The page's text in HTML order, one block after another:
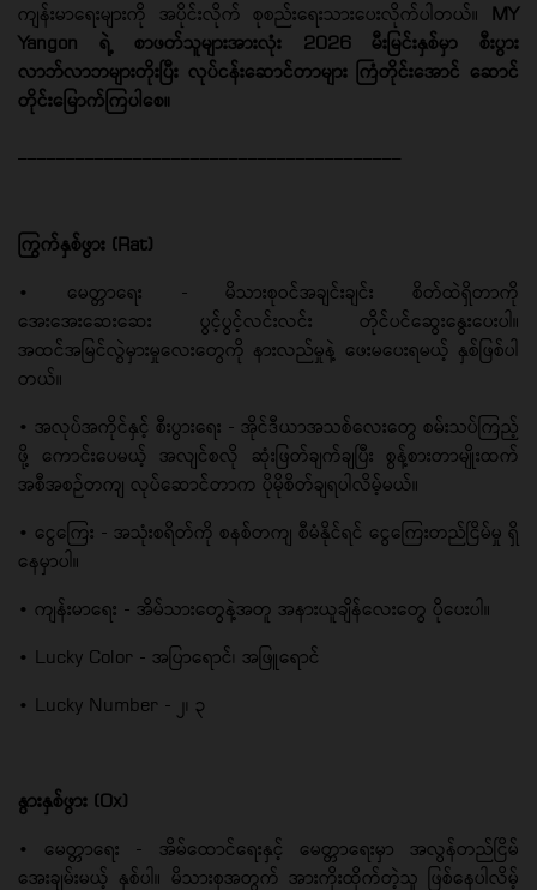
ကျန်းမာရေးများကို အပိုင်းလိုက် စုစည်းရေးသားပေးလိုက်ပါတယ်။ MY
Yangon ရဲ့ စာဖတ်သူများအားလုံး 2026 မီးမြင်းနှစ်မှာ စီးပွား
လာဘ်လာဘများတိုးပြီး လုပ်ငန်းဆောင်တာများ ကြံတိုင်းအောင် ဆောင်
တိုင်းမြောက်ကြပါစေ။
ကြွက်နှစ်ဖွား (Rat)
• မေတ္တာရေး - မိသားစုဝင်အချင်းချင်း စိတ်ထဲရှိတာကို
အေးအေးဆေးဆေး ပွင့်ပွင့်လင်းလင်း တိုင်ပင်ဆွေးနွေးပေးပါ။
အထင်အမြင်လွဲမှားမှုလေးတွေကို နားလည်မှုနဲ့ ဖေးမပေးရမယ့် နှစ်ဖြစ်ပါ
တယ်။
• အလုပ်အကိုင်နှင့် စီးပွားရေး - အိုင်ဒီယာအသစ်လေးတွေ စမ်းသပ်ကြည့်
ဖို့ ကောင်းပေမယ့် အလျင်စလို ဆုံးဖြတ်ချက်ချပြီး စွန့်စားတာမျိုးထက်
အစီအစဉ်တကျ လုပ်ဆောင်တာက ပိုမိုစိတ်ချရပါလိမ့်မယ်။
• ငွေကြေး - အသုံးစရိတ်ကို စနစ်တကျ စီမံနိုင်ရင် ငွေကြေးတည်ငြိမ်မှု ရှိ
နေမှာပါ။
• ကျန်းမာရေး - အိမ်သားတွေနဲ့အတူ အနားယူချိန်လေးတွေ ပိုပေးပါ။
• Lucky Color - အပြာရောင်၊ အဖြူရောင်
• Lucky Number - ၂၊ ၃
နွားနှစ်ဖွား (Ox)
• မေတ္တာရေး - အိမ်ထောင်ရေးနှင့် မေတ္တာရေးမှာ အလွန်တည်ငြိမ်
အေးချမ်းမယ့် နှစ်ပါ။ မိသားစုအတွက် အားကိုးထိုက်တဲ့သူ ဖြစ်နေပါလိမ့်